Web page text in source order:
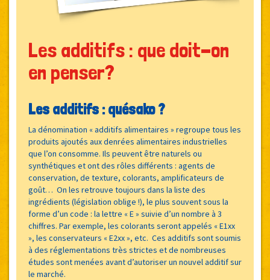
Les additifs : que doit-on
en penser?
Les additifs : quésako ?
La dénomination « additifs alimentaires » regroupe tous les
produits ajoutés aux denrées alimentaires industrielles
que l’on consomme. Ils peuvent être naturels ou
synthétiques et ont des rôles différents : agents de
conservation, de texture, colorants, amplificateurs de
goût… On les retrouve toujours dans la liste des
ingrédients (législation oblige !), le plus souvent sous la
forme d’un code : la lettre « E » suivie d’un nombre à 3
chiffres. Par exemple, les colorants seront appelés « E1xx
», les conservateurs « E2xx », etc. Ces additifs sont soumis
à des réglementations très strictes et de nombreuses
études sont menées avant d’autoriser un nouvel additif sur
le marché.